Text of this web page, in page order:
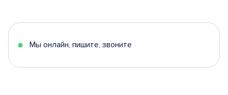
Мы онлайн, пишите, звоните